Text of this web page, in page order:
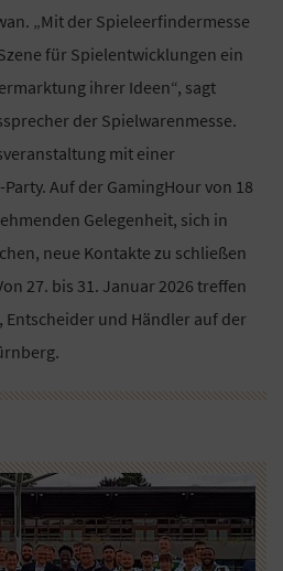
„Mit der Spieleerfindermesse
für Spielentwicklungen ein
ihrer Ideen“, sagt
der Spielwarenmesse.
mit einer
Auf der GamingHour von 18
Gelegenheit, sich in
neue Kontakte zu schließen
27. bis 31. Januar 2026 treffen
und Händler auf der